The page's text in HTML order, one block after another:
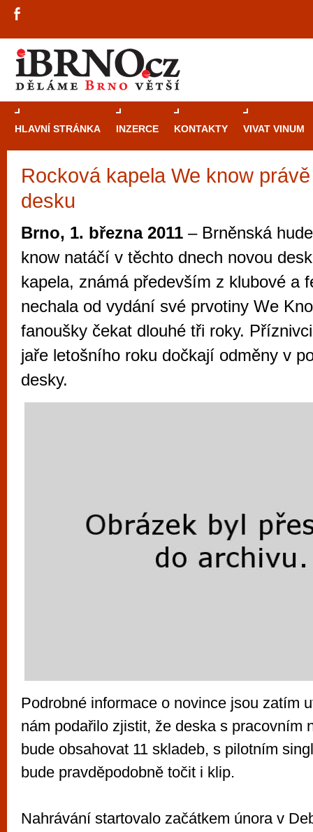
HLAVNÍ STRÁNKA INZERCE KONTAKTY VIVAT VINUM
Rocková kapela We know
desku
Brno, 1. března 2011 – Brněnská
know natáčí v těchto dnech novou
kapela, známá především z klubové a
nechala od vydání své prvotiny We
fanoušky čekat dlouhé tři roky.
jaře letošního roku dočkají odměny v
desky.
Podrobné informace o novince jsou zatím
nám podařilo zjistit, že deska s pracovním
bude obsahovat 11 skladeb, s pilotním
bude pravděpodobně točit i klip.
Nahrávání startovalo začátkem února v
Průvodce
Brno je
zajímavé
restaurace,
Mimo jiné je ale také místem, kde si
vyzkoušet různé kasinové hry. V
metropoli naleznete širokou nabídku her
po moderní automaty jak pro pravidelné
příležitostné hráče. V...